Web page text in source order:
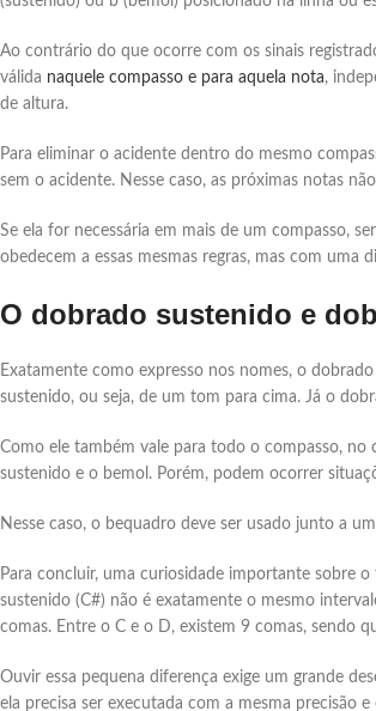
Ao contrário do que ocorre com os sinais
válida naquele compasso e para aquela nota,
de altura.
Para eliminar o acidente dentro do mesmo
sem o acidente. Nesse caso, as próximas notas
Se ela for necessária em mais de um compasso,
obedecem a essas mesmas regras, mas com
O dobrado sustenido e
Exatamente como expresso nos nomes, o
sustenido, ou seja, de um tom para cima. Já o
Como ele também vale para todo o compasso, no
sustenido e o bemol. Porém, podem ocorrer
Nesse caso, o bequadro deve ser usado junto a
Para concluir, uma curiosidade importante sobre
sustenido (C#) não é exatamente o mesmo
comas. Entre o C e o D, existem 9 comas, sendo
Ouvir essa pequena diferença exige um grande
ela precisa ser executada com a mesma precisão